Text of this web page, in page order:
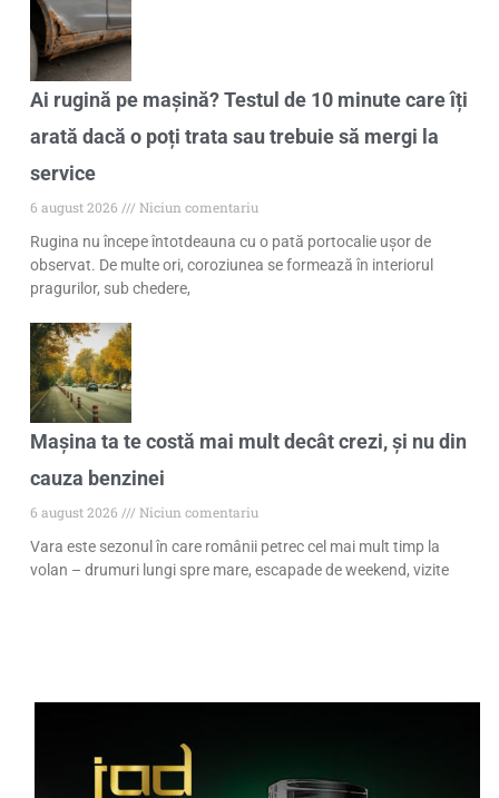
Ai rugină pe mașină? Testul de 10 minute care îți
arată dacă o poți trata sau trebuie să mergi la
service
6 august 2026
Niciun comentariu
Rugina nu începe întotdeauna cu o pată portocalie ușor de
observat. De multe ori, coroziunea se formează în interiorul
pragurilor, sub chedere,
Mașina ta te costă mai mult decât crezi, și nu din
cauza benzinei
6 august 2026
Niciun comentariu
Vara este sezonul în care românii petrec cel mai mult timp la
volan – drumuri lungi spre mare, escapade de weekend, vizite